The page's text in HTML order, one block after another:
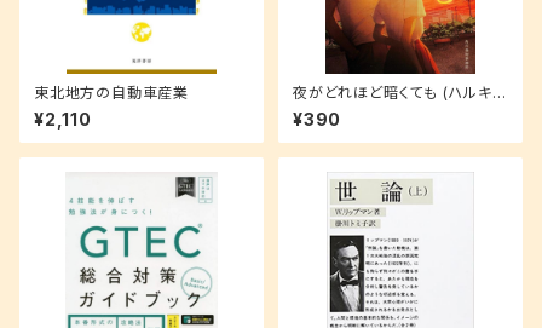
東北地方の自動車産業
¥2,110
夜がどれほど暗くても (ハルキ文
庫 な 21-1)
¥390